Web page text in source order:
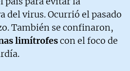
del virus. Ocurrió el pasado
También se confinaron,
limítrofescon el foco de